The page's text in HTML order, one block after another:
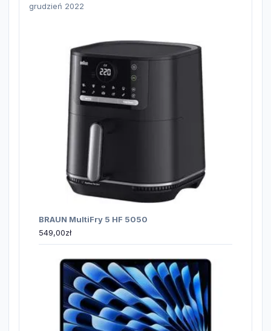
grudzień 2022
BRAUN MultiFry 5 HF 5050
549,00zł